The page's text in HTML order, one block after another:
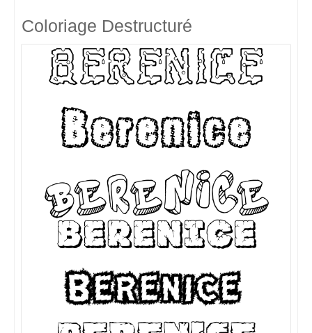
Coloriage Destructuré